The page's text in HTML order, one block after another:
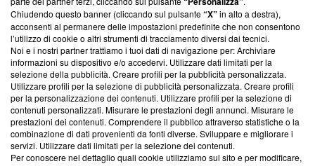
Su di noi
Team editoriale
Corporate
Redazione
Informativa Privacy
Cookie Policy
Blasting SA, IDI CHE-247.845.224, Via Carlo Frasca, 3 - 6900
Chiudendo questo banner (cliccando sul pulsante“X”in alto a destra),
acconsenti al permanere delle impostazioni predefinite che non consentono
l’utilizzo di cookie o altri strumenti di tracciamento diversi dai tecnici.
Noi e i nostri partner trattiamo i tuoi dati di navigazione per: Archiviare
informazioni su dispositivo e/o accedervi. Utilizzare dati limitati per la
selezione della pubblicità. Creare profili per la pubblicità personalizzata.
Utilizzare profili per la selezione di pubblicità personalizzata. Creare profili
per la personalizzazione dei contenuti. Utilizzare profili per la selezione di
contenuti personalizzati. Misurare le prestazioni degli annunci. Misurare le
prestazioni dei contenuti. Comprendere il pubblico attraverso statistiche o la
combinazione di dati provenienti da fonti diverse. Sviluppare e migliorare i
servizi. Utilizzare dati limitati per la selezione dei contenuti.
Per conoscere nel dettaglio quali cookie utilizziamo sul sito e per modificare,